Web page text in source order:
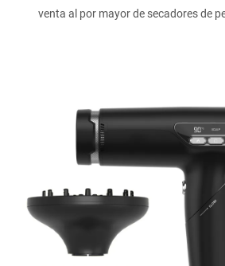
venta al por mayor de secadores de